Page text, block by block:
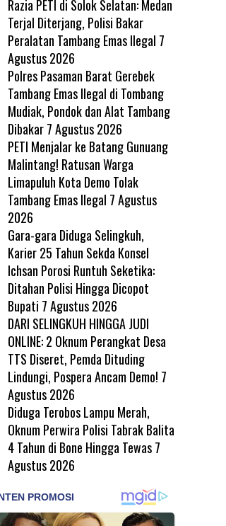
Razia PETI di Solok Selatan: Medan
Terjal Diterjang, Polisi Bakar
Peralatan Tambang Emas Ilegal 7
Agustus 2026
Polres Pasaman Barat Gerebek
Tambang Emas Ilegal di Tombang
Mudiak, Pondok dan Alat Tambang
Dibakar 7 Agustus 2026
PETI Menjalar ke Batang Gunuang
Malintang! Ratusan Warga
Limapuluh Kota Demo Tolak
Tambang Emas Ilegal 7 Agustus
2026
Gara-gara Diduga Selingkuh,
Karier 25 Tahun Sekda Konsel
Ichsan Porosi Runtuh Seketika:
Ditahan Polisi Hingga Dicopot
Bupati 7 Agustus 2026
DARI SELINGKUH HINGGA JUDI
ONLINE: 2 Oknum Perangkat Desa
TTS Diseret, Pemda Dituding
Lindungi, Pospera Ancam Demo! 7
Agustus 2026
Diduga Terobos Lampu Merah,
Oknum Perwira Polisi Tabrak Balita
4 Tahun di Bone Hingga Tewas 7
Agustus 2026